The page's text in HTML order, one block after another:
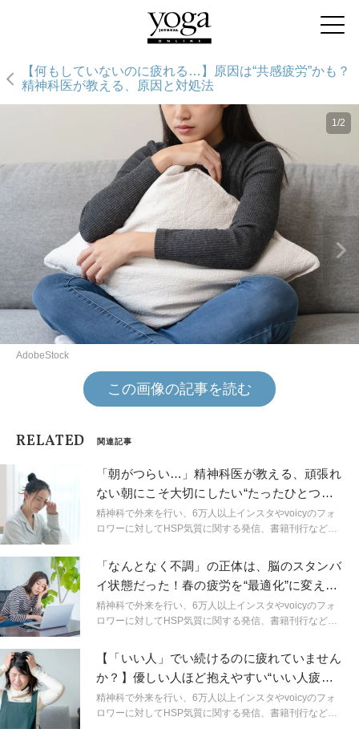
【何もしていないのに疲れる…】原因は“共感疲労”かも？
精神科医が教える、原因と対処法
1/2
AdobeStock
この画像の記事を読む
RELATED 関連記事
「朝がつらい…」精神科医が教える、頑張れ
ない朝にこそ大切にしたい“たったひとつの
こと”
精神科で外来を行い、6万人以上インスタやvoicyのフォ
ロワーに対してHSP気質に関する発信、書籍刊行など幅
タルヘルスに関する身近なギモンを解説。生きづらいを
ラクにするためのヒントを連載形式で紹介します。
「なんとなく不調」の正体は、脳のスタンバ
イ状態だった！春の疲労を“最適化”に変える
ヒント【精神科医が解説】
精神科で外来を行い、6万人以上インスタやvoicyのフォ
ロワーに対してHSP気質に関する発信、書籍刊行など幅
タルヘルスに関する身近なギモンを解説。生きづらいを
ラクにするためのヒントを連載形式で紹介します。
【「いい人」でい続けるのに疲れていません
か？】優しい人ほど抱えやすい“いい人疲
れ”｜精神科医が解説
精神科で外来を行い、6万人以上インスタやvoicyのフォ
ロワーに対してHSP気質に関する発信、書籍刊行など幅